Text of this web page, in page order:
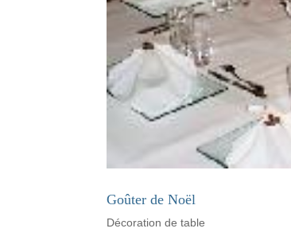
Goûter de Noël
Décoration de table